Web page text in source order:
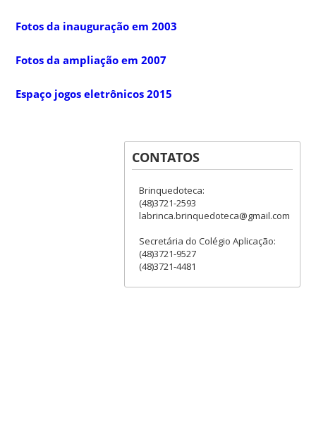
Fotos da inauguração em 2003
Fotos da ampliação em 2007
Espaço jogos eletrônicos 2015
CONTATOS
Brinquedoteca:
(48)3721-2593
labrinca.brinquedoteca@gmail.com
Secretária do Colégio Aplicação:
(48)3721-9527
(48)3721-4481